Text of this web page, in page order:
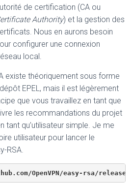
de certification (CA ou
Authority) et la gestion des
Nous en aurons besoin
configurer une connexion
local.
existe théoriquement sous forme
EPEL, mais il est légèrement
que vous travaillez en tant que
les recommandations du projet
tant qu’utilisateur simple. Je me
utilisateur pour lancer le
RSA.
OpenVPN/easy-rsa/releases